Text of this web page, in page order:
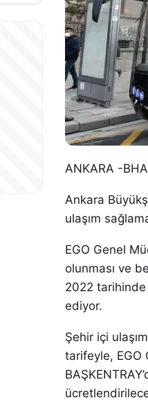
ANKARA -BHA
Ankara
ulaşım
EGO Genel
olunması ve
2022 tarihinde
ediyor.
Şehir içi
tarifeyle, EGO